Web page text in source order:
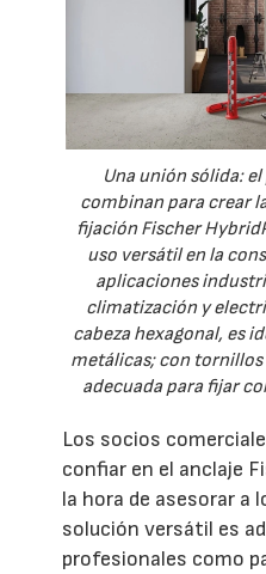
Una unión sólida:
combinan para crear
fijación Fischer
uso versátil en la
aplicaciones
climatización y
cabeza hexagonal, es
metálicas; con tornillos
adecuada para fijar
Los socios
confiar en el anclaje
la hora de asesorar a
solución versátil es
profesionales como